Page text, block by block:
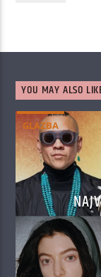
YOU MAY ALSO
GLAZBA